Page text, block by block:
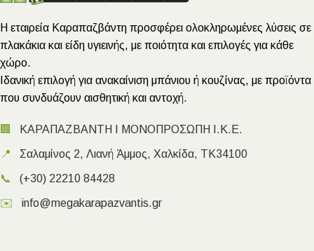
Η εταιρεία Καραπαζβάντη προσφέρει ολοκληρωμένες λύσεις σε
πλακάκια και είδη υγιεινής, με ποιότητα και επιλογές για κάθε
χώρο.
Ιδανική επιλογή για ανακαίνιση μπάνιου ή κουζίνας, με προϊόντα
που συνδυάζουν αισθητική και αντοχή.
🏢 ΚΑΡΑΠΑΖΒΑΝΤΗ Ι ΜΟΝΟΠΡΟΣΩΠΗ Ι.Κ.Ε.
📍 Σαλαμίνος 2, Λιανή Άμμος, Χαλκίδα, ΤΚ34100
📞 (+30) 22210 84428
✉️ info@megakarapazvantis.gr